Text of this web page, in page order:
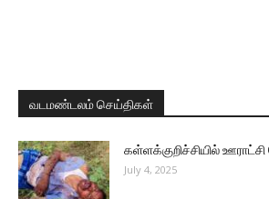
வடமண்டலம் செய்திகள்
கள்ளக்குறிச்சியில்
July 4, 2025